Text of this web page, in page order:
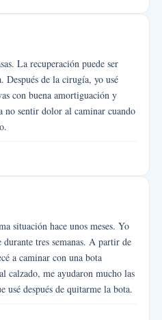
La recuperación puede ser
Después de la cirugía, yo usé
con buena amortiguación y
no sentir dolor al caminar cuando
situación hace unos meses. Yo
tres semanas. A partir de
a caminar con una bota
calzado, me ayudaron mucho las
usé después de quitarme la bota.